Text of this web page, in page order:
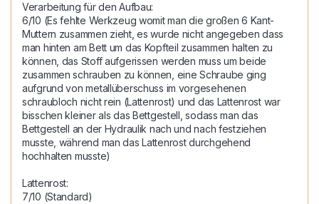
Verarbeitung für den Aufbau:
6/10 (Es fehlte Werkzeug womit man die großen 6 Kant-
Muttern zusammen zieht, es wurde nicht angegeben dass
man hinten am Bett um das Kopfteil zusammen halten zu
können, das Stoff aufgerissen werden muss um beide
zusammen schrauben zu können, eine Schraube ging
aufgrund von metallüberschuss im vorgesehenen
schraubloch nicht rein (Lattenrost) und das Lattenrost war
bisschen kleiner als das Bettgestell, sodass man das
Bettgestell an der Hydraulik nach und nach festziehen
musste, während man das Lattenrost durchgehend
hochhalten musste)
Lattenrost:
7/10 (Standard)